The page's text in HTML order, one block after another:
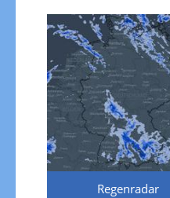
Regenradar